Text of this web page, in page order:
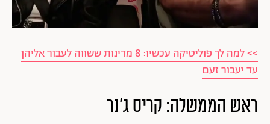
>> למה לך פוליטיקה עכשיו: 8 מדינות ששווה לעבור אליהן
עד יעבור זעם
ראש הממשלה: קריס ג'נר